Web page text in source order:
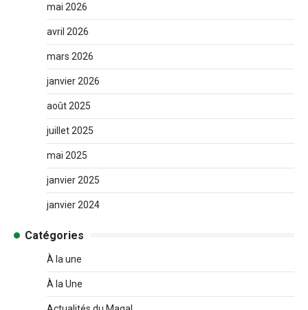
mai 2026
avril 2026
mars 2026
janvier 2026
août 2025
juillet 2025
mai 2025
janvier 2025
janvier 2024
Catégories
À la une
À la Une